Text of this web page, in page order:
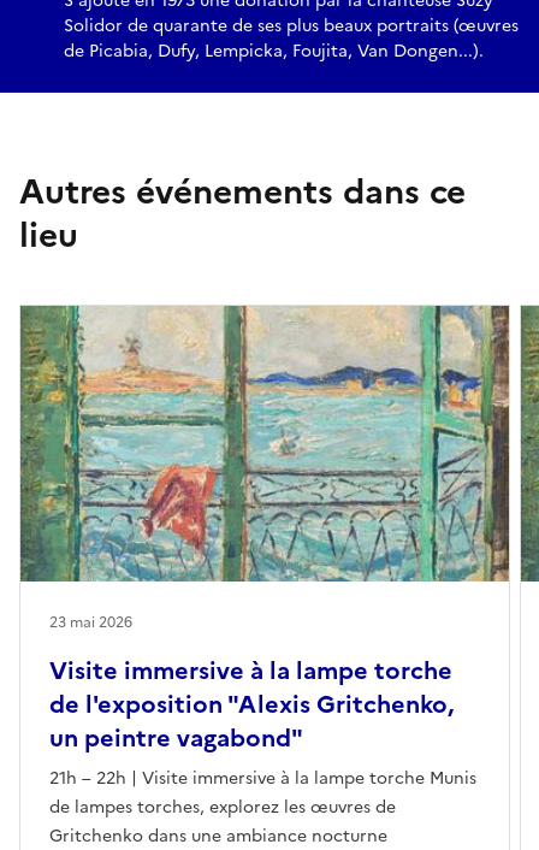
Solidor de quarante de ses plus beaux portraits (œuvres
de Picabia, Dufy, Lempicka, Foujita, Van Dongen...).
Autres événements dans ce
lieu
Visite immersive à la lampe torche
de l'exposition "Alexis Gritchenko,
un peintre vagabond"
21h – 22h | Visite immersive à la lampe torche Munis
de lampes torches, explorez les œuvres de
Gritchenko dans une ambiance nocturne
23 mai 2026